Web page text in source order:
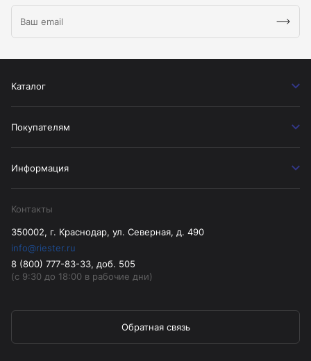
Каталог
Покупателям
Информация
Контакты
350002, г. Краснодар, ул. Северная, д. 490
info@riester.ru
8 (800) 777-83-33, доб. 505
(с 9:30 до 18:00 в рабочие дни)
Обратная связь